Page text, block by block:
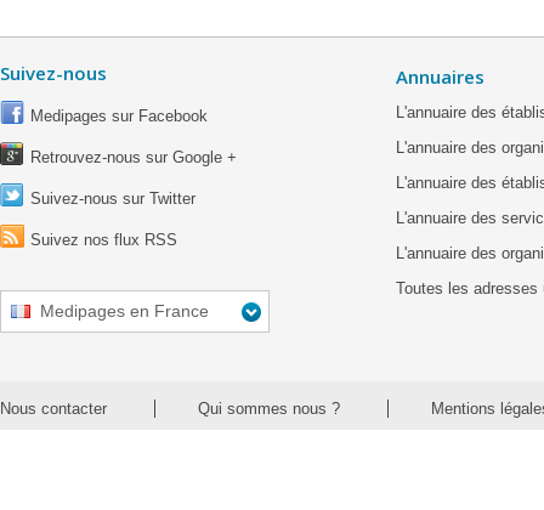
Suivez-nous
Medipages sur Facebook
Retrouvez-nous sur Google +
Suivez-nous sur Twitter
Suivez nos flux RSS
Medipages en France
Annuaires
L'annuaire des
L'annuaire des
L'annuaire des
L'annuaire des
L'annuaire des
Toutes les adresses
Nous contacter Qui sommes nous ? Mentions